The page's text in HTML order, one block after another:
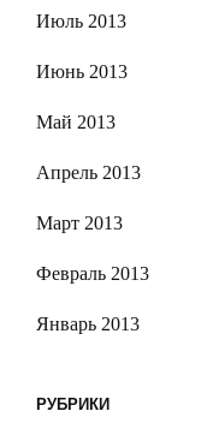
Июль 2013
Июнь 2013
Май 2013
Апрель 2013
Март 2013
Февраль 2013
Январь 2013
РУБРИКИ